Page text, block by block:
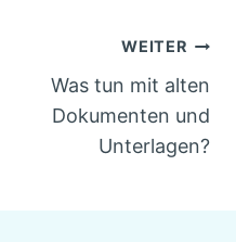
WEITER
Was tun mit alten
Dokumenten und
Unterlagen?